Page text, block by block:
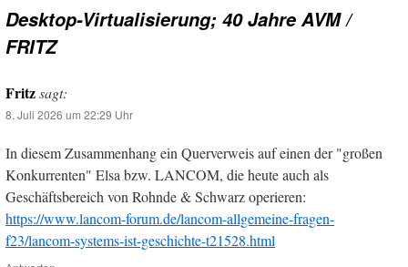
Desktop-Virtualisierung; 40 Jahre AVM /
FRITZ
Fritzsagt:
8. Juli 2026 um 22:29 Uhr
In diesem Zusammenhang ein Querverweis auf einen der "großen
Konkurrenten" Elsa bzw. LANCOM, die heute auch als
Geschäftsbereich von Rohnde & Schwarz operieren:
https://www.lancom-forum.de/lancom-allgemeine-fragen-
f23/lancom-systems-ist-geschichte-t21528.html